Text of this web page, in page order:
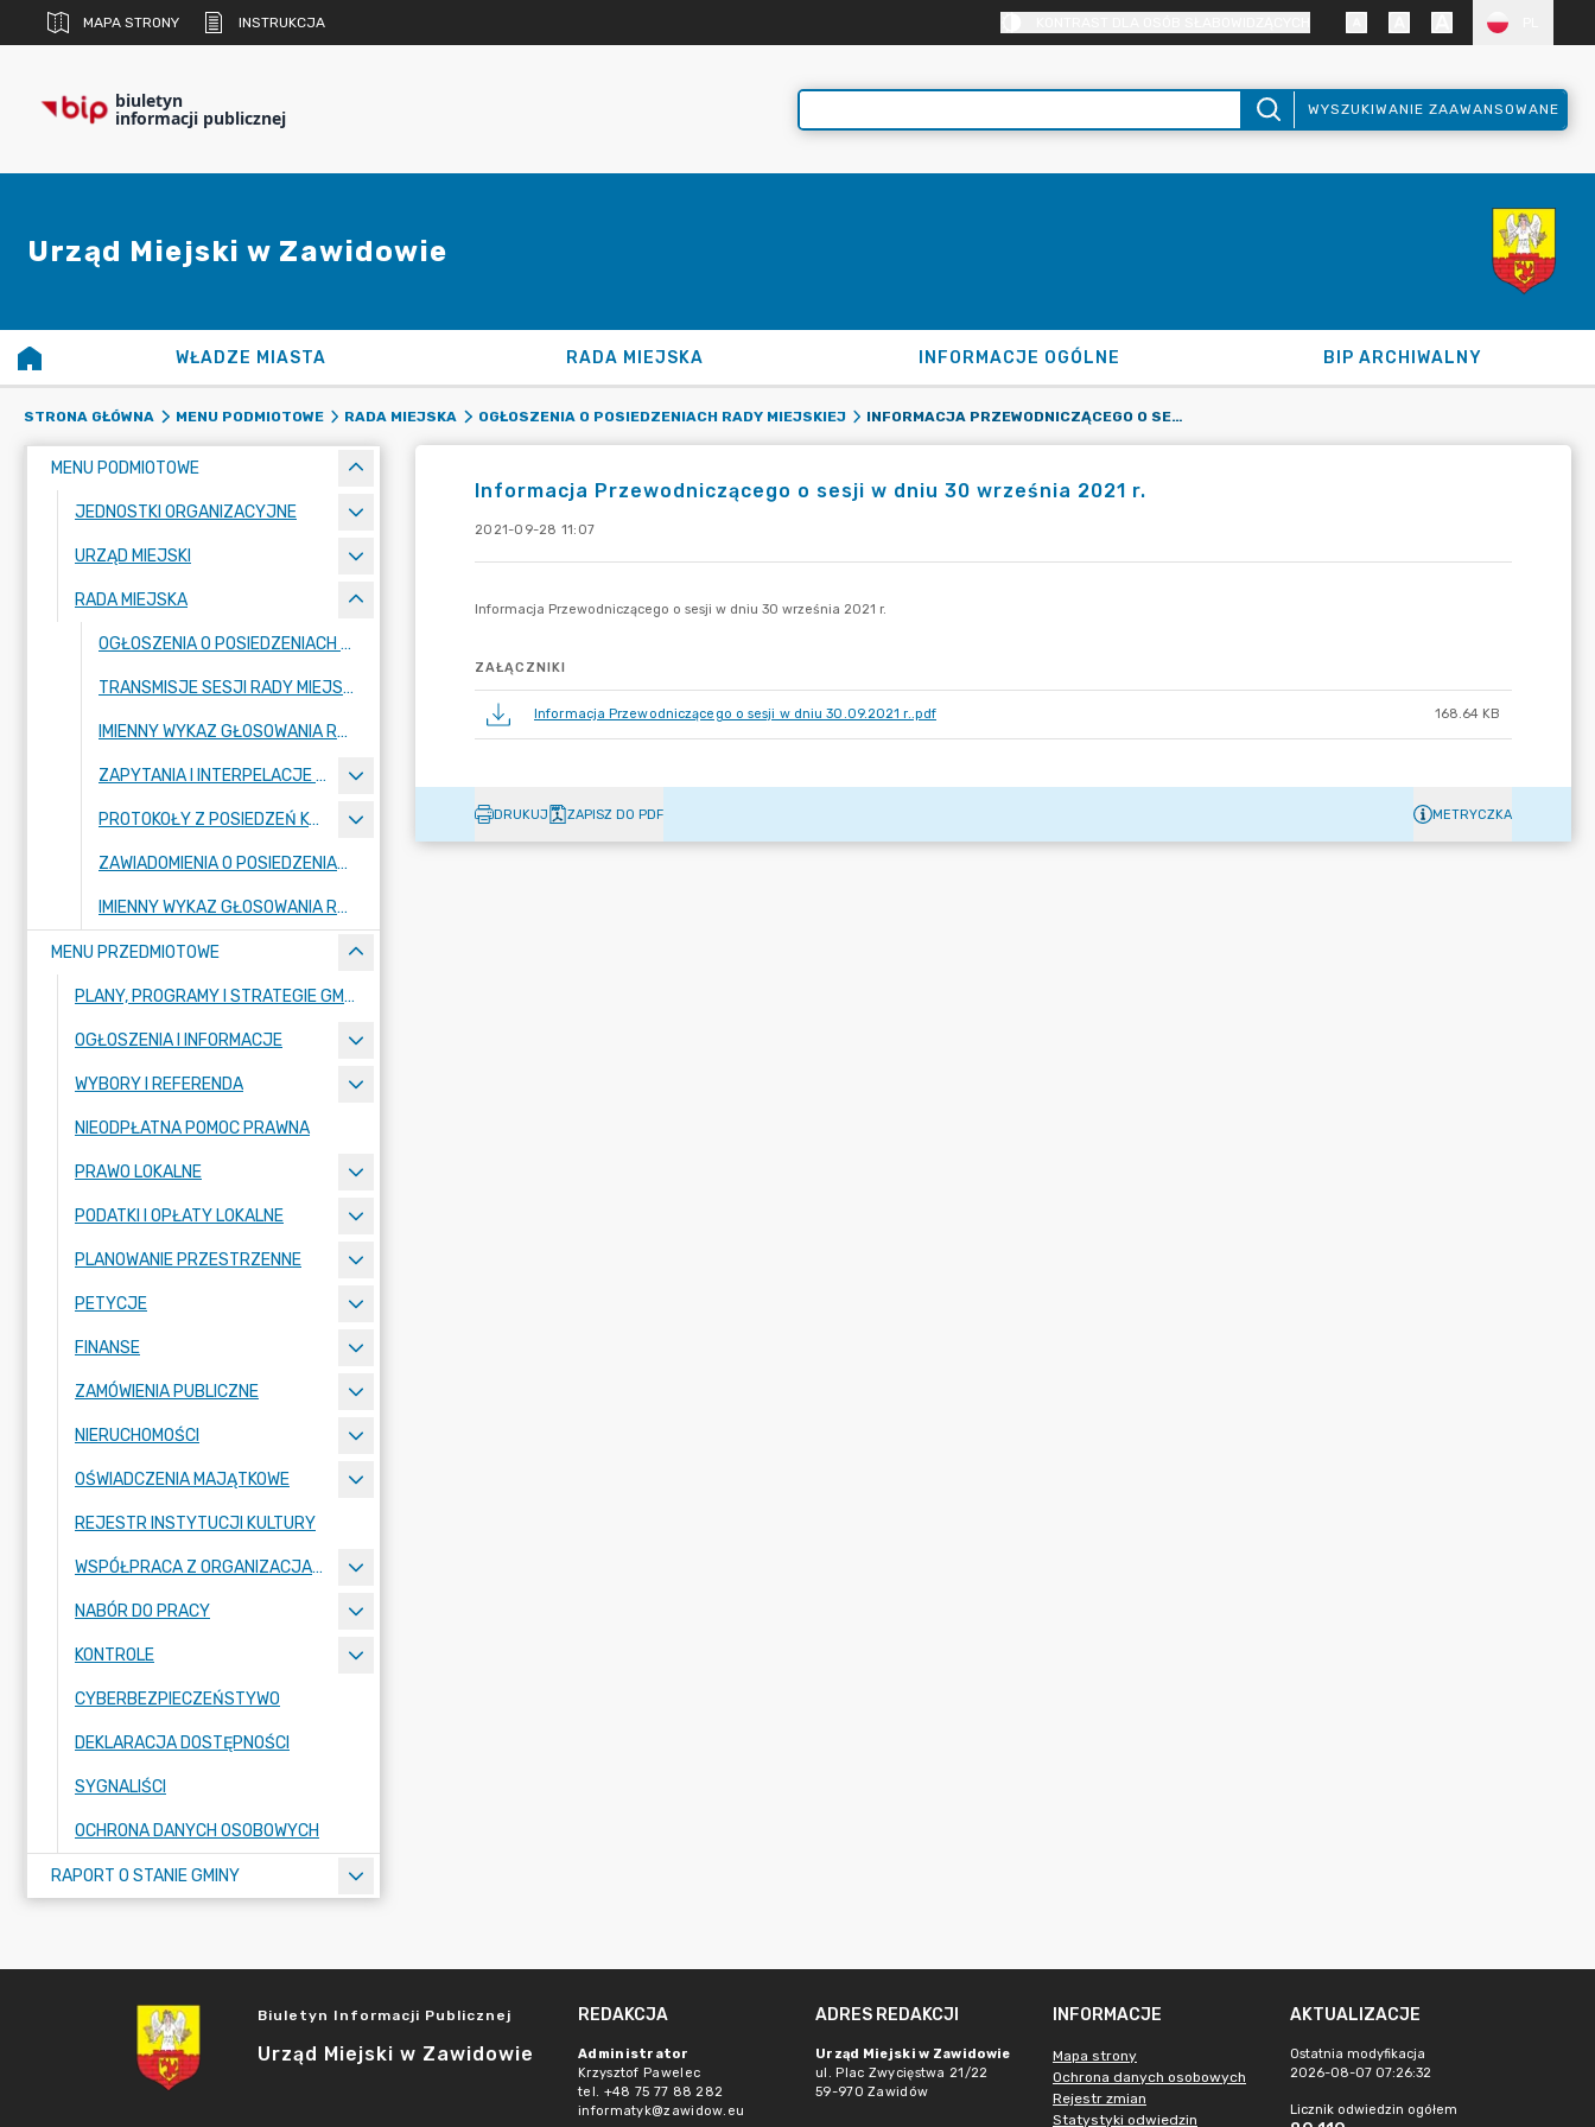
MAPA STRONY INSTRUKCJA
biuletyn
informacji publicznej WYSZUKIWANIE ZAAWANSOWANE
Urząd Miejski w Zawidowie
WŁADZE MIASTA RADA MIEJSKA INFORMACJE OGÓLNE BIP ARCHIWALNY
STRONA GŁÓWNA MENU PODMIOTOWE RADA MIEJSKA OGŁOSZENIA O POSIEDZENIACH RADY MIEJSKIEJ INFORMACJA PRZEWODNICZĄCEGO O SESJI W DNIU 30 WRZEŚNIA 2021 R.
MENU PODMIOTOWE
JEDNOSTKI ORGANIZACYJNE
URZĄD MIEJSKI
RADA MIEJSKA
OGŁOSZENIA O POSIEDZENIACH RADY MIEJSKIEJ
TRANSMISJE SESJI RADY MIEJSKIEJ
IMIENNY WYKAZ GŁOSOWANIA RADNYCH - KADENCJA 2024-2029
ZAPYTANIA I INTERPELACJE RADNYCH
PROTOKOŁY Z POSIEDZEŃ KOMISJI RADY MIEJSKIEJ 2024-2029
ZAWIADOMIENIA O POSIEDZENIACH KOMISJI
IMIENNY WYKAZ GŁOSOWANIA RADNYCH - KADENCJA 2018-2023
MENU PRZEDMIOTOWE
PLANY, PROGRAMY I STRATEGIE GMINY
OGŁOSZENIA I INFORMACJE
WYBORY I REFERENDA
NIEODPŁATNA POMOC PRAWNA
PRAWO LOKALNE
PODATKI I OPŁATY LOKALNE
PLANOWANIE PRZESTRZENNE
PETYCJE
FINANSE
ZAMÓWIENIA PUBLICZNE
NIERUCHOMOŚCI
OŚWIADCZENIA MAJĄTKOWE
REJESTR INSTYTUCJI KULTURY
WSPÓŁPRACA Z ORGANIZACJAMI POZARZĄDOWYMI
NABÓR DO PRACY
KONTROLE
CYBERBEZPIECZEŃSTYWO
DEKLARACJA DOSTĘPNOŚCI
SYGNALIŚCI
OCHRONA DANYCH OSOBOWYCH
RAPORT O STANIE GMINY
Informacja Przewodniczącego o sesji w dniu 30 września 2021 r.
2021-09-28 11:07
ZAŁĄCZNIKI
Informacja Przewodniczącego o sesji w dniu 30.09.2021 r..pdf 168.64 KB
DRUKUJ ZAPISZ DO PDF METRYCZKA
Biuletyn Informacji Publicznej
Urząd Miejski w Zawidowie
REDAKCJA
Administrator
Krzysztof Pawelec
tel. +48 75 77 88 282
informatyk@zawidow.eu
ADRES REDAKCJI
Urząd Miejski w Zawidowie
ul. Plac Zwycięstwa 21/22
59-970 Zawidów
INFORMACJE
Mapa strony
Ochrona danych osobowych
Rejestr zmian
Statystyki odwiedzin
AKTUALIZACJE
Ostatnia modyfikacja
2026-08-07 07:26:32
Licznik odwiedzin ogółem